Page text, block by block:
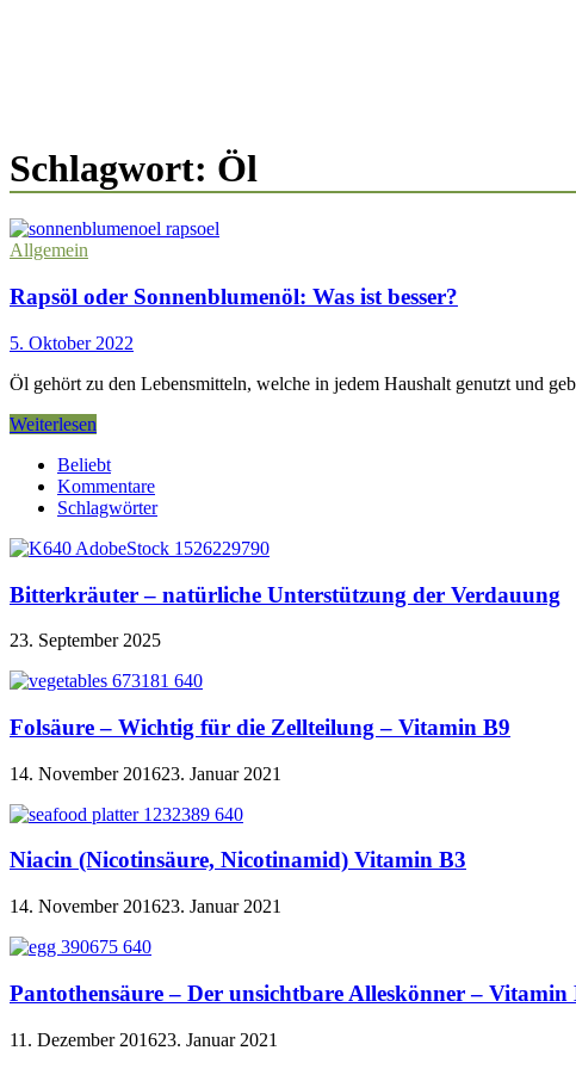
Schlagwort: Öl
Allgemein
Rapsöl oder Sonnenblumenöl: Was ist besser?
5. Oktober 2022
Öl gehört zu den Lebensmitteln, welche in jedem Haushalt genutzt und
Rapsöl
Sonnenblumenöl:
Was
Weiterlesen
Beliebt
Kommentare
Schlagwörter
Bitterkräuter – natürliche Unterstützung der Verdauung
23. September 2025
Folsäure – Wichtig für die Zellteilung – Vitamin B9
14. November 201623. Januar 2021
Niacin (Nicotinsäure, Nicotinamid) Vitamin B3
14. November 201623. Januar 2021
Pantothensäure – Der unsichtbare Alleskönner – Vitamin
11. Dezember 201623. Januar 2021